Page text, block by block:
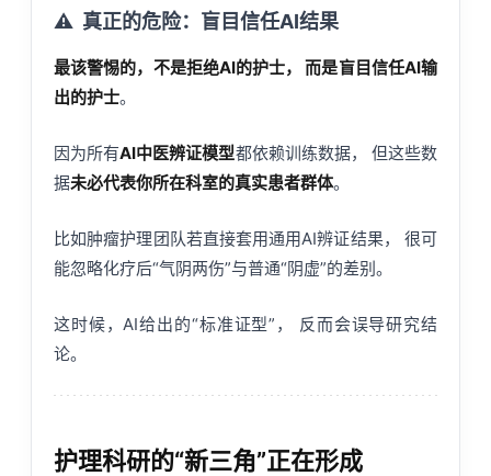
⚠️ 真正的危险：盲目信任AI结果
最该警惕的，不是拒绝AI的护士， 而是盲目信任AI输
出的护士。
因为所有AI中医辨证模型都依赖训练数据， 但这些数
据未必代表你所在科室的真实患者群体。
比如肿瘤护理团队若直接套用通用AI辨证结果， 很可
能忽略化疗后“气阴两伤”与普通“阴虚”的差别。
这时候，AI给出的“标准证型”， 反而会误导研究结
论。
护理科研的“新三角”正在形成